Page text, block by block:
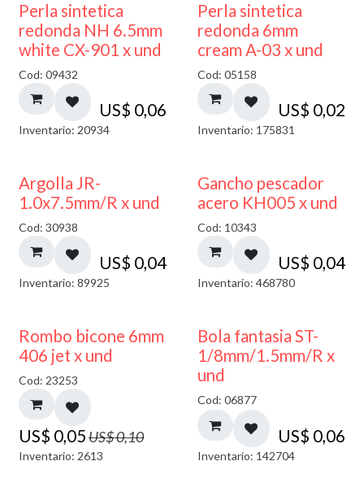
Perla sintetica
redonda NH 6.5mm
white CX-901 x und
Cod: 09432
US$ 0,06
Inventario: 20934
Perla sintetica
redonda 6mm
cream A-03 x und
Cod: 05158
US$ 0,02
Inventario: 175831
Argolla JR-
1.0x7.5mm/R x und
Cod: 30938
US$ 0,04
Inventario: 89925
Gancho pescador
acero KH005 x und
Cod: 10343
US$ 0,04
Inventario: 468780
50% DESCUENTO
Rombo bicone 6mm
406 jet x und
Cod: 23253
US$ 0,05US$0,10
Inventario: 2613
Bola fantasia ST-
1/8mm/1.5mm/R x
und
Cod: 06877
US$ 0,06
Inventario: 142704